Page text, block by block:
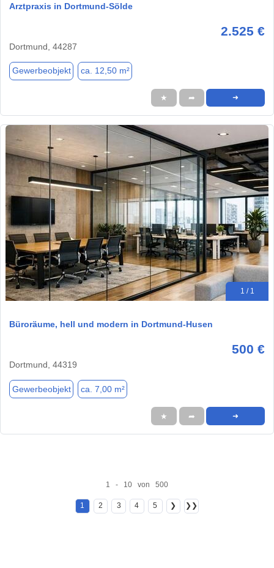
Arztpraxis in Dortmund-Sölde
2.525 €
Dortmund, 44287
Gewerbeobjekt ca. 12,50 m²
★ ➦ ➜
1 / 1
Büroräume, hell und modern in Dortmund-Husen
500 €
Dortmund, 44319
Gewerbeobjekt ca. 7,00 m²
★ ➦ ➜
1 - 10 von 500
1 2 3 4 5 ❯ ❯❯